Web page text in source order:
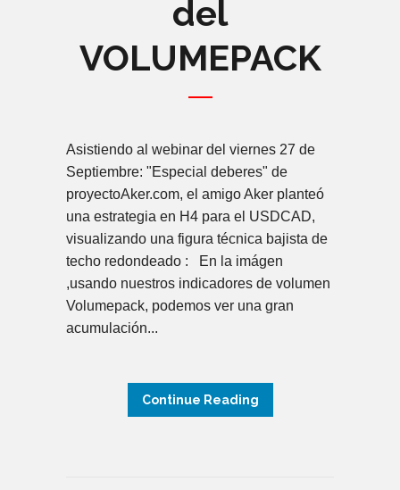
del
VOLUMEPACK
Asistiendo al webinar del viernes 27 de
Septiembre: "Especial deberes" de
proyectoAker.com, el amigo Aker planteó
una estrategia en H4 para el USDCAD,
visualizando una figura técnica bajista de
techo redondeado : En la imágen
,usando nuestros indicadores de volumen
Volumepack, podemos ver una gran
acumulación...
Continue Reading